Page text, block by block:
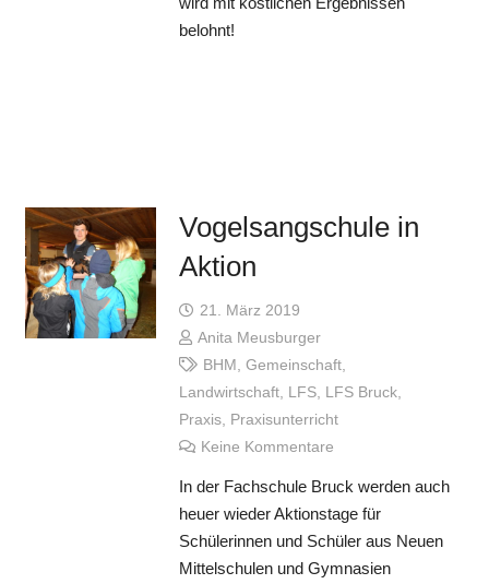
belohnt!
Vogelsangschule in
Aktion
21. März 2019
Anita Meusburger
BHM , Gemeinschaft,
Landwirtschaft, LFS, LFS Bruck,
Praxis, Praxisunterricht
Keine Kommentare
In der Fachschule Bruck werden auch
heuer wieder Aktionstage für
Schülerinnen und Schüler aus Neuen
Mittelschulen und Gymnasien